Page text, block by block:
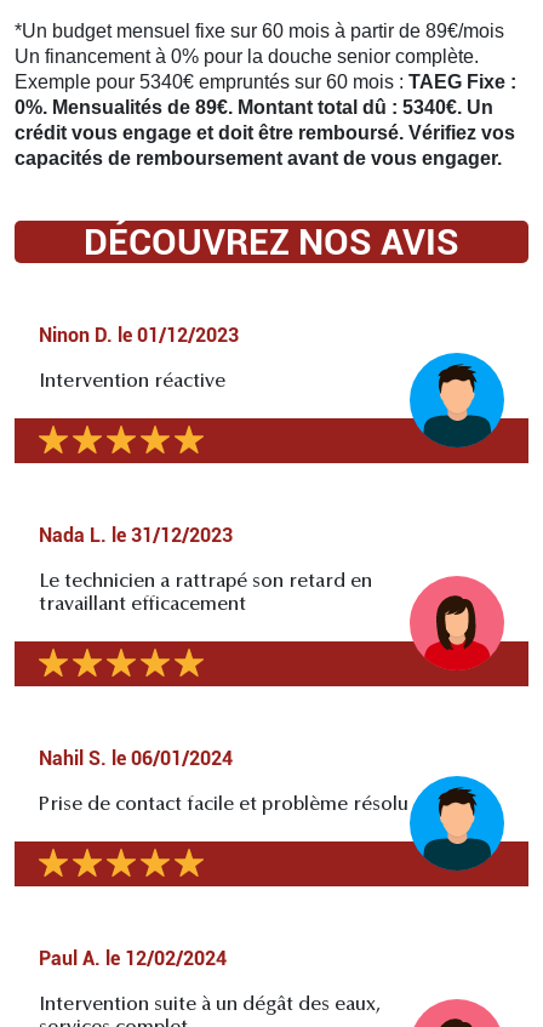
*Un budget mensuel fixe sur 60 mois à partir de 89€/mois
Un financement à 0% pour la douche senior complète.
Exemple pour 5340€ empruntés sur 60 mois : TAEG Fixe :
0%. Mensualités de 89€. Montant total dû : 5340€. Un
crédit vous engage et doit être remboursé. Vérifiez vos
capacités de remboursement avant de vous engager.
DÉCOUVREZ NOS AVIS
Ninon D. le 01/12/2023
Intervention réactive
Nada L. le 31/12/2023
Le technicien a rattrapé son retard en
travaillant efficacement
Nahil S. le 06/01/2024
Prise de contact facile et problème résolu
Paul A. le 12/02/2024
Intervention suite à un dégât des eaux,